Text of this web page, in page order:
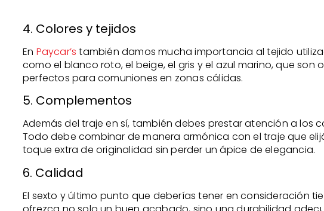
4. Colores y tejidos
En Paycar’s también damos mucha importancia al tejido
como el blanco roto, el beige, el gris y el azul marino, que
perfectos para comuniones en zonas cálidas.
5. Complementos
Además del traje en sí, también debes prestar atención a los
Todo debe combinar de manera armónica con el traje que
toque extra de originalidad sin perder un ápice de elegancia.
6. Calidad
El sexto y último punto que deberías tener en consideración